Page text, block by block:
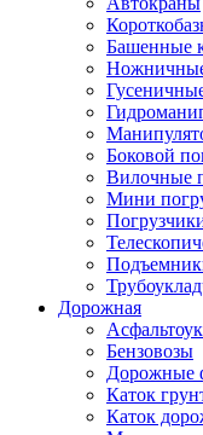
Башенные
Боковой
Вилочные
Мини
Дорожная
Бензовозы
Дорожные
Каток
Каток